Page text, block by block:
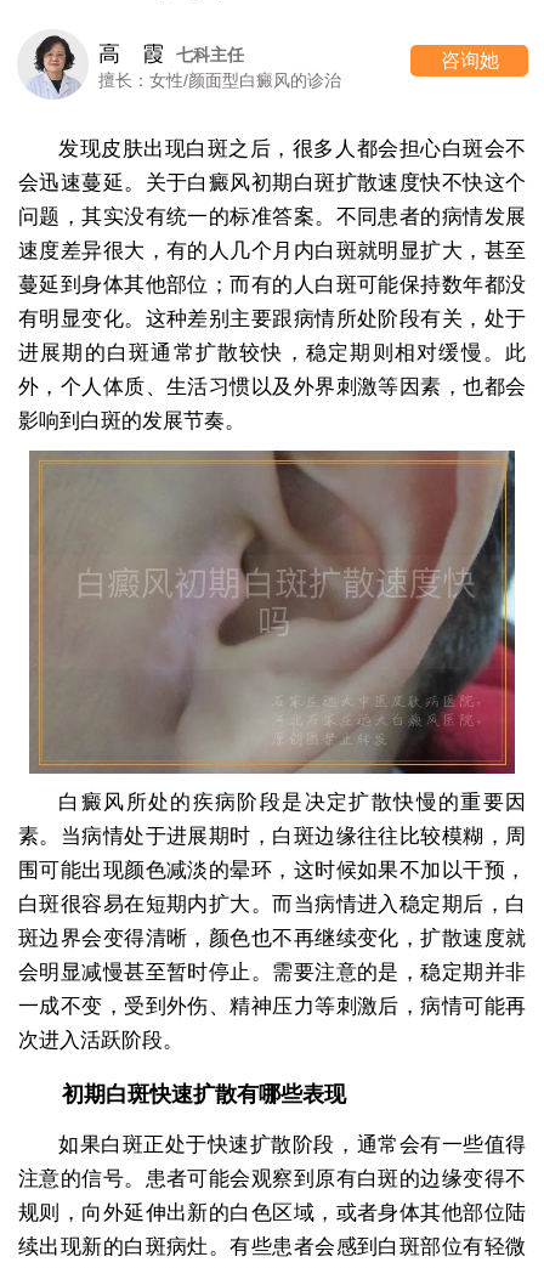
高 霞
七科主任
擅长：女性/颜面型白癜风的诊治
咨询她
发现皮肤出现白斑之后，很多人都会担心白斑会不
会迅速蔓延。关于白癜风初期白斑扩散速度快不快这个
问题，其实没有统一的标准答案。不同患者的病情发展
速度差异很大，有的人几个月内白斑就明显扩大，甚至
蔓延到身体其他部位；而有的人白斑可能保持数年都没
有明显变化。这种差别主要跟病情所处阶段有关，处于
进展期的白斑通常扩散较快，稳定期则相对缓慢。此
外，个人体质、生活习惯以及外界刺激等因素，也都会
影响到白斑的发展节奏。
白癜风所处的疾病阶段是决定扩散快慢的重要因
素。当病情处于进展期时，白斑边缘往往比较模糊，周
围可能出现颜色减淡的晕环，这时候如果不加以干预，
白斑很容易在短期内扩大。而当病情进入稳定期后，白
斑边界会变得清晰，颜色也不再继续变化，扩散速度就
会明显减慢甚至暂时停止。需要注意的是，稳定期并非
一成不变，受到外伤、精神压力等刺激后，病情可能再
次进入活跃阶段。
初期白斑快速扩散有哪些表现
如果白斑正处于快速扩散阶段，通常会有一些值得
注意的信号。患者可能会观察到原有白斑的边缘变得不
规则，向外延伸出新的白色区域，或者身体其他部位陆
续出现新的白斑病灶。有些患者会感到白斑部位有轻微